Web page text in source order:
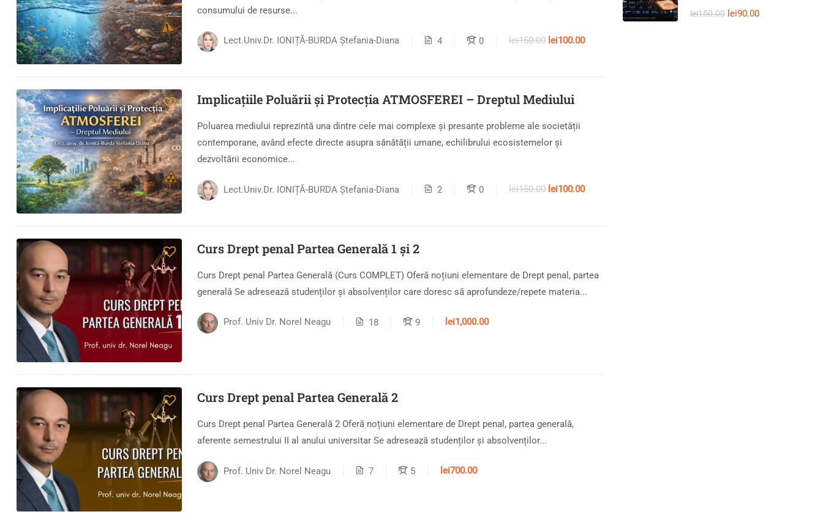
consumului de resurse...
Lect.univ.dr. IONIȚĂ-BURDA Ștefania-Diana 4 0 lei150.00 lei100.00
Implicațiile Poluării și Protecția ATMOSFEREI – Dreptul Mediului
Poluarea mediului reprezintă una dintre cele mai complexe și presante probleme ale societății
contemporane, având efecte directe asupra sănătății umane, echilibrului ecosistemelor și
dezvoltării economice...
Lect.univ.dr. IONIȚĂ-BURDA Ștefania-Diana 2 0 lei150.00 lei100.00
Curs Drept penal Partea Generală 1 și 2
Curs Drept penal Partea Generală (Curs COMPLET) Oferă noțiuni elementare de Drept penal, partea
generală Se adresează studenților și absolvenților care doresc să aprofundeze/repete materia...
Prof. Univ Dr. Norel Neagu 18 9 lei1,000.00
Curs Drept penal Partea Generală 2
Curs Drept penal Partea Generală 2 Oferă noțiuni elementare de Drept penal, partea generală,
aferente semestrului II al anului universitar Se adresează studenților și absolvenților...
Prof. Univ Dr. Norel Neagu 7 5 lei700.00
Foto și Controlul Manual
lei150.00 lei90.00